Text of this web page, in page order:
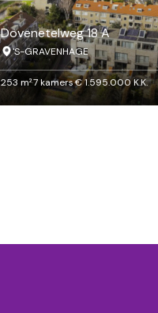
Dovenetelweg 18 A
'S-GRAVENHAGE
253 m²·7 kamers·€ 1.595.000 K.K.